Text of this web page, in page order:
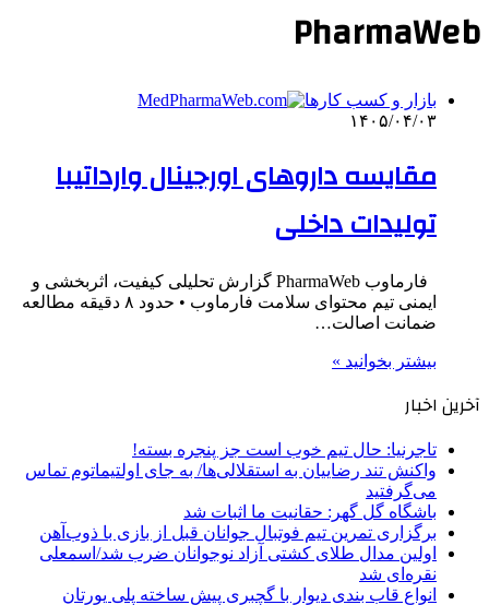
PharmaWeb
بازار و کسب کارها
۱۴۰۵/۰۴/۰۳
مقایسه داروهای اورجینال وارداتیبا
تولیدات داخلی
فارماوب PharmaWeb گزارش تحلیلی کیفیت، اثربخشی و
ایمنی تیم محتوای سلامت فارماوب • حدود ۸ دقیقه مطالعه
ضمانت اصالت…
بیشتر بخوانید »
آخرین اخبار
تاجرنیا: حال تیم خوب است جز پنجره بسته!
واکنش تند رضاییان به استقلالی‌ها/ به جای اولتیماتوم تماس
می‌گرفتید
باشگاه گل گهر: حقانیت ما اثبات شد
برگزاری تمرین تیم فوتبال جوانان قبل از بازی با ذوب‌آهن
اولین مدال طلای کشتی آزاد نوجوانان ضرب شد/اسمعلی
نقره‌ای شد
انواع قاب بندی دیوار با گچبری پیش ساخته پلی یورتان